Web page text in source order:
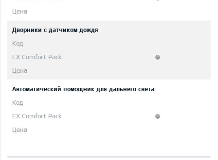
Дворники с датчиком дождя
Автоматический помощник для дальнего света